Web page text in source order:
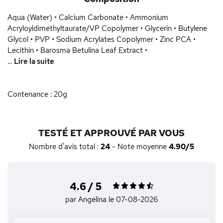
Aqua (Water) • Calcium Carbonate • Ammonium
Acryloyldimethyltaurate/VP Copolymer • Glycerin • Butylene
Glycol • PVP • Sodium Acrylates Copolymer • Zinc PCA •
Lecithin • Barosma Betulina Leaf Extract •
... Lire la suite
Contenance : 20g
TESTÉ ET APPROUVÉ PAR VOUS
Nombre d'avis total : 24 - Note moyenne 4.90/5
4.6 / 5
par Angelina le 07-08-2026